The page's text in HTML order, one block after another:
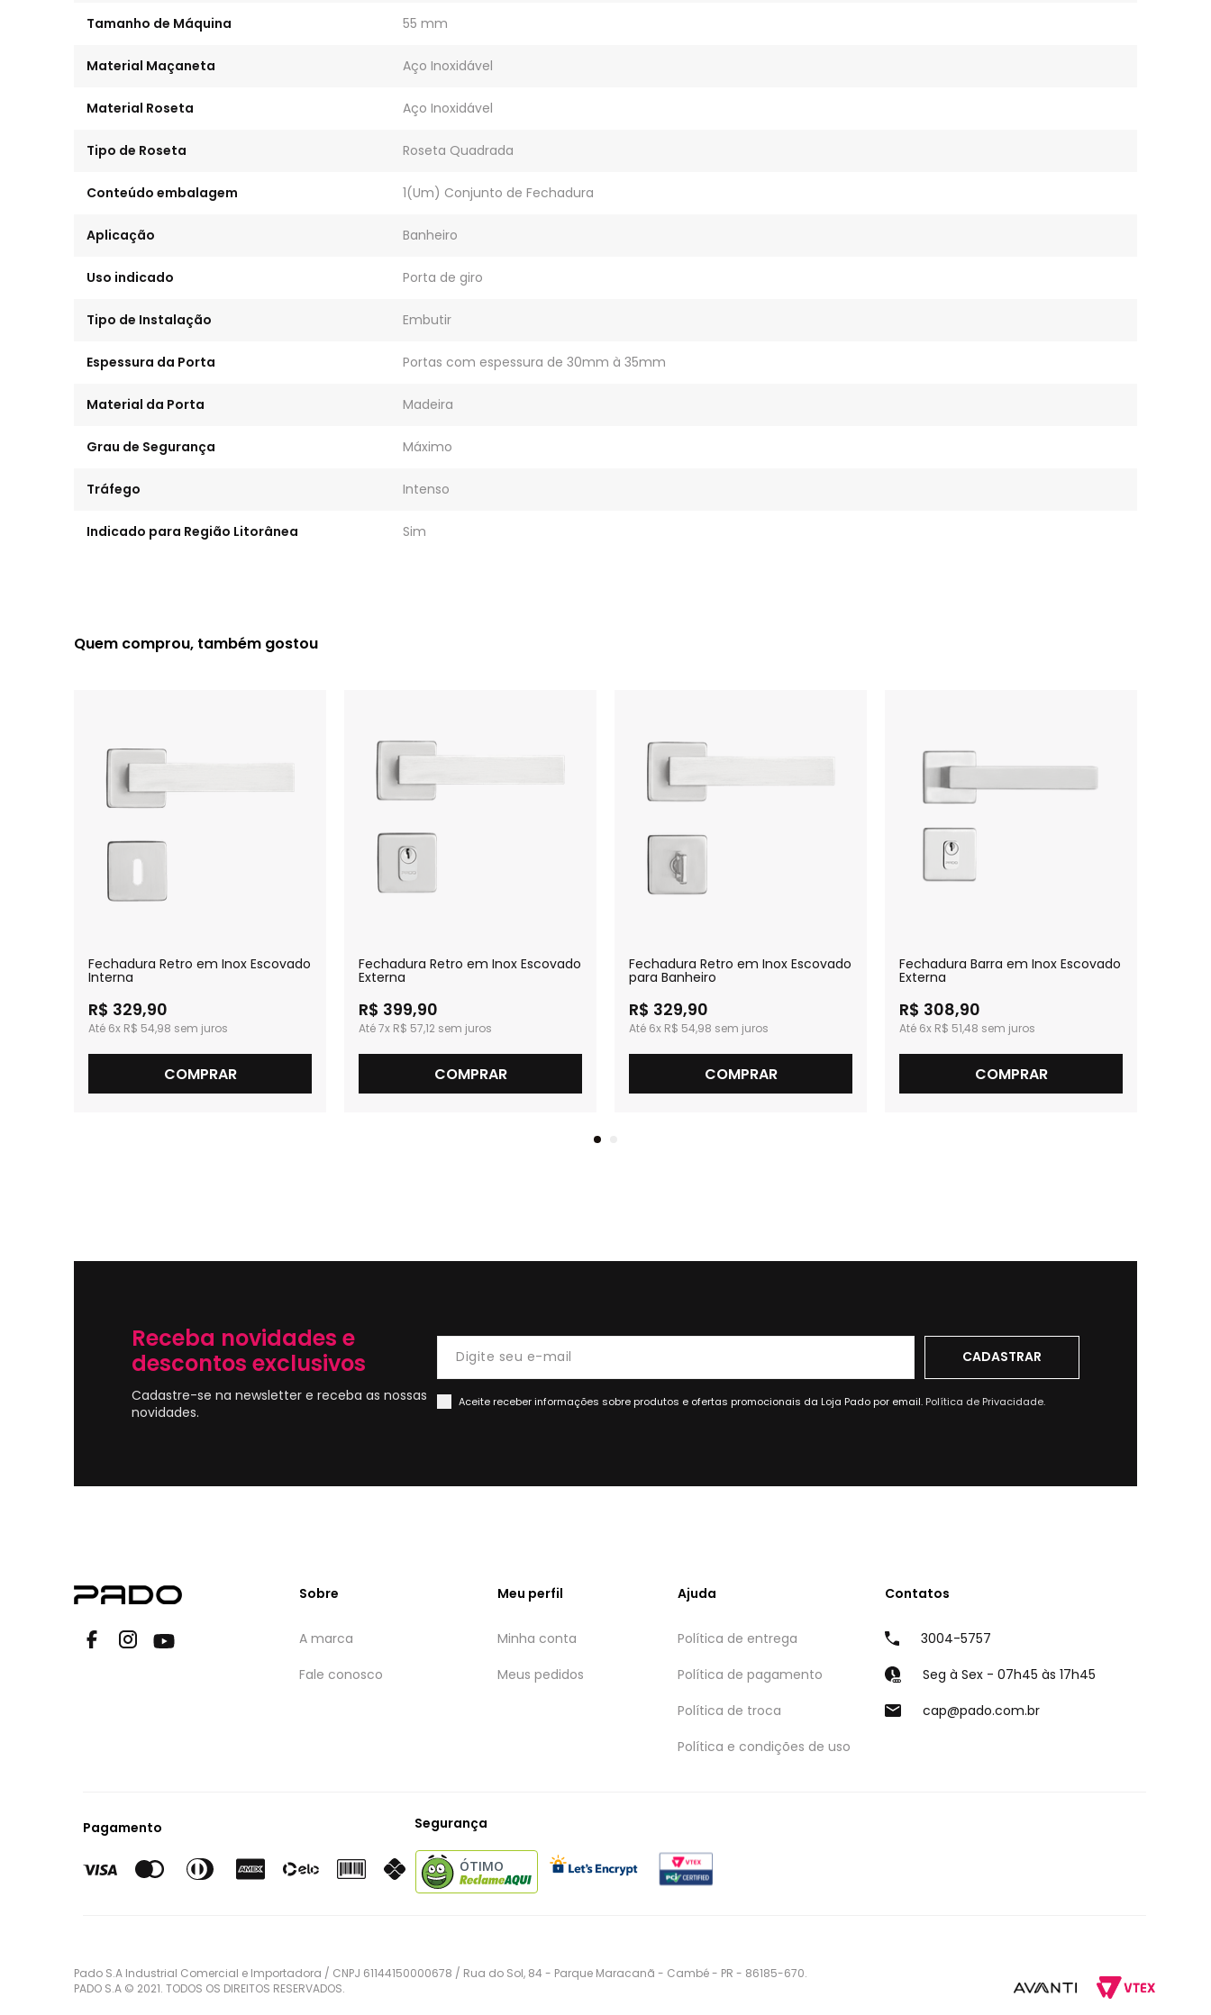
Tamanho de Máquina 55 mm
Material Maçaneta Aço Inoxidável
Material Roseta Aço Inoxidável
Tipo de Roseta Roseta Quadrada
Conteúdo embalagem 1(Um) Conjunto de Fechadura
Aplicação Banheiro
Uso indicado Porta de giro
Tipo de Instalação Embutir
Espessura da Porta Portas com espessura de 30mm à 35mm
Material da Porta Madeira
Grau de Segurança Máximo
Tráfego Intenso
Indicado para Região Litorânea Sim
Quem comprou, também gostou
Fechadura Retro em Inox Escovado
Interna
R$ 329,90
6x R$ 54,98
COMPRAR
Fechadura Retro em Inox Escovado
Externa
R$ 399,90
7x R$ 57,12
COMPRAR
Fechadura Retro em Inox Escovado
para Banheiro
R$ 329,90
6x R$ 54,98
COMPRAR
Fechadura Barra em Inox Escovado
Externa
R$ 308,90
6x R$ 51,48
COMPRAR
Receba novidades e
descontos exclusivos
Cadastre-se na newsletter e receba as nossas
novidades.
Aceite receber informações sobre produtos e ofertas promocionais da Loja Pado por email. Política de Privacidade.
Sobre
A marca
Fale conosco
Meu perfil
Minha conta
Meus pedidos
Ajuda
Política de entrega
Política de pagamento
Política de troca
Política e condições de uso
Contatos
3004-5757
Seg à Sex - 07h45 às 17h45
cap@pado.com.br
Pagamento Segurança
ÓTIMO
Pado S.A Industrial Comercial e Importadora / CNPJ 61144150000678 / Rua do Sol, 84 - Parque Maracanã - Cambé - PR - 86185-670.
PADO S.A © 2021. TODOS OS DIREITOS RESERVADOS.